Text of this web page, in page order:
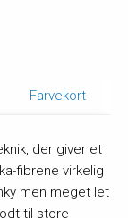
Farvekort
der giver et
fibrene virkelig
men meget let
til store